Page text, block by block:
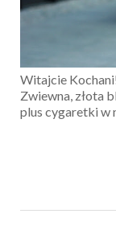
Witajcie
Zwiewna, złota
plus cygaretki w